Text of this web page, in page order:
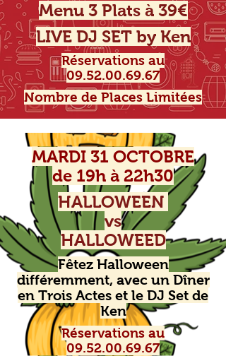
Menu 3 Plats à 39€
LIVE DJ SET by Ken
Réservations au
09.52.00.69.67
Nombre de Places Limitées
MARDI 31 OCTOBRE
de 19h à 22h30
HALLOWEEN
vs
HALLOWEED
Fêtez Halloween
différemment, avec un Dîner
en Trois Actes et le DJ Set de
Ken
Réservations au
09.52.00.69.67